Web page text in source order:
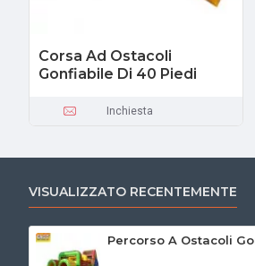
Corsa Ad Ostacoli
Gonfiabile Di 40 Piedi
Inchiesta
VISUALIZZATO RECENTEMENTE